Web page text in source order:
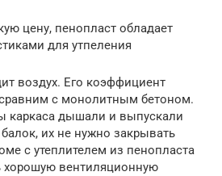
цену, пенопласт обладает
для утпеления
воздух. Его коэффициент
с монолитным бетоном.
каркаса дышали и выпускали
их не нужно закрывать
с утеплителем из пенопласта
хорошую вентиляционную